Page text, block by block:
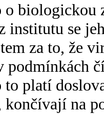
o biologickou
institutu se
za to, že
to platí
na